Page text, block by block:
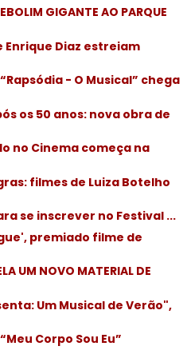
GIGANTE AO PARQUE
Enrique Diaz estreiam
- O Musical” chega
os 50 anos: nova obra de
no Cinema começa na
filmes de Luiza Botelho
se inscrever no Festival ...
premiado filme de
UM NOVO MATERIAL DE
Um Musical de Verão",
Corpo Sou Eu”